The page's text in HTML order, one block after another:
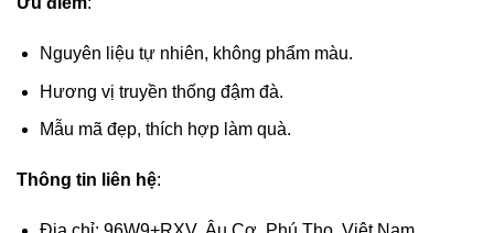
Nguyên liệu tự nhiên, không phẩm màu.
Hương vị truyền thống đậm đà.
Mẫu mã đẹp, thích hợp làm quà.
Thông tin liên hệ: